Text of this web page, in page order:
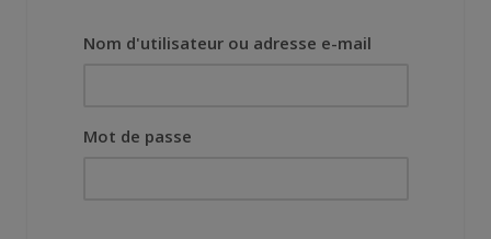
Nom d'utilisateur ou adresse e-mail
Mot de passe